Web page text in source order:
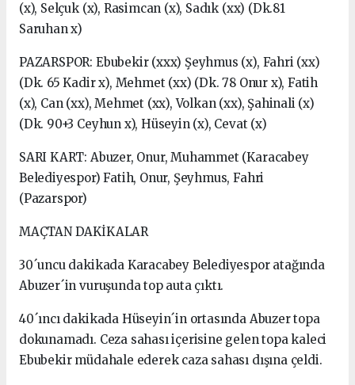
(x), Selçuk (x), Rasimcan (x), Sadık (xx) (Dk.81
Saruhan x)
PAZARSPOR: Ebubekir (xxx) Şeyhmus (x), Fahri (xx)
(Dk. 65 Kadir x), Mehmet (xx) (Dk. 78 Onur x), Fatih
(x), Can (xx), Mehmet (xx), Volkan (xx), Şahinali (x)
(Dk. 90+3 Ceyhun x), Hüseyin (x), Cevat (x)
SARI KART: Abuzer, Onur, Muhammet (Karacabey
Belediyespor) Fatih, Onur, Şeyhmus, Fahri
(Pazarspor)
MAÇTAN DAKİKALAR
30´uncu dakikada Karacabey Belediyespor atağında
Abuzer´in vuruşunda top auta çıktı.
40´ıncı dakikada Hüseyin´in ortasında Abuzer topa
dokunamadı. Ceza sahası içerisine gelen topa kaleci
Ebubekir müdahale ederek caza sahası dışına çeldi.